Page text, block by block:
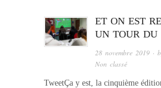
ET ON EST
UN TOUR DU
28 novembre 2019 ·
Non classé
TweetÇa y est, la cinquième